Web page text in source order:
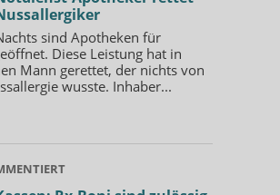
sind Apotheken für
Diese Leistung hat in
Mann gerettet, der nichts von
wusste. Inhaber...